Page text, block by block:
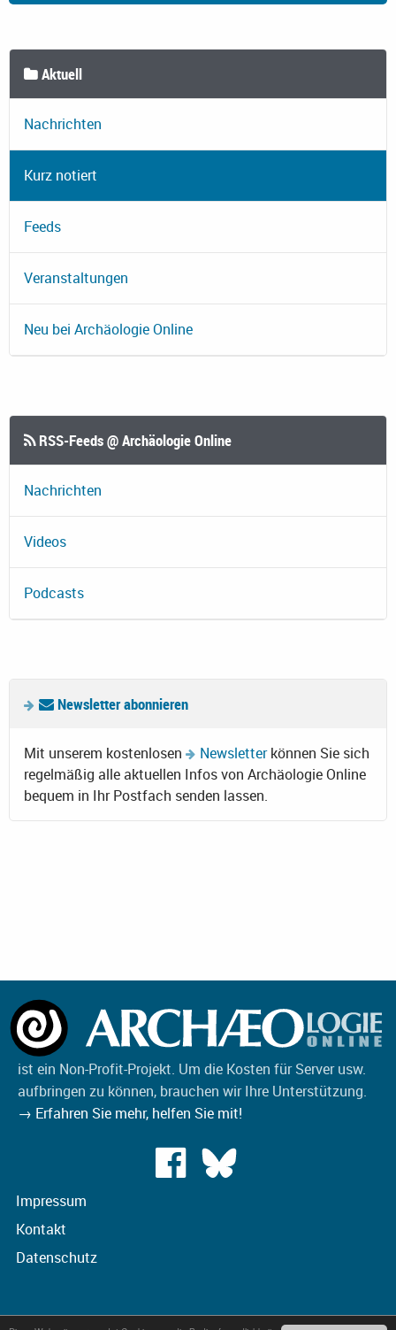
Aktuell
Nachrichten
Kurz notiert
Feeds
Veranstaltungen
Neu bei Archäologie Online
RSS-Feeds @ Archäologie Online
Nachrichten
Videos
Podcasts
Newsletter abonnieren
Mit unserem kostenlosen Newsletterkönnen Sie sich
regelmäßig alle aktuellen Infos von Archäologie Online
bequem in Ihr Postfach senden lassen.
ist ein Non-Profit-Projekt. Um die Kosten für Server usw.
aufbringen zu können, brauchen wir Ihre Unterstützung.
→ Erfahren Sie mehr, helfen Sie mit!
Impressum
Kontakt
Datenschutz